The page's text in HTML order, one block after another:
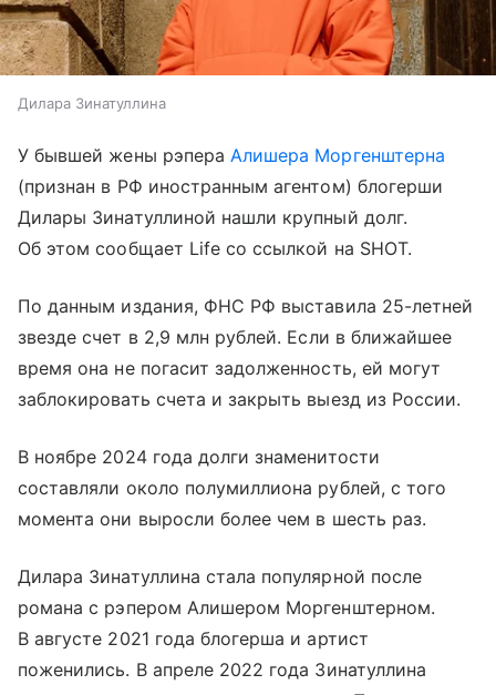
Дилара Зинатуллина
У бывшей жены рэпераАлишера Моргенштерна
(признан в РФ иностранным агентом) блогерши
Дилары Зинатуллиной нашли крупный долг.
Об этом сообщает Life со ссылкой на SHOT.
По данным издания, ФНС РФ выставила 25-летней
звезде счет в 2,9 млн рублей. Если в ближайшее
время она не погасит задолженность, ей могут
заблокировать счета и закрыть выезд из России.
В ноябре 2024 года долги знаменитости
составляли около полумиллиона рублей, с того
момента они выросли более чем в шесть раз.
Дилара Зинатуллина стала популярной после
романа с рэпером Алишером Моргенштерном.
В августе 2021 года блогерша и артист
поженились. В апреле 2022 года Зинатуллина